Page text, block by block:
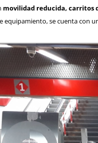
movilidad reducida, carritos
equipamiento, se cuenta con